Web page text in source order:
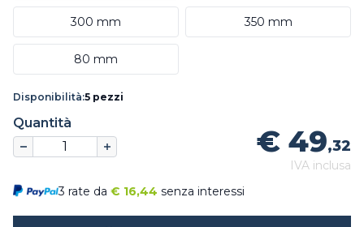
300 mm 350 mm
80 mm
Disponibilità:5 pezzi
Quantità
€ 49,32
IVA inclusa
3 rate da € 16,44 senza interessi